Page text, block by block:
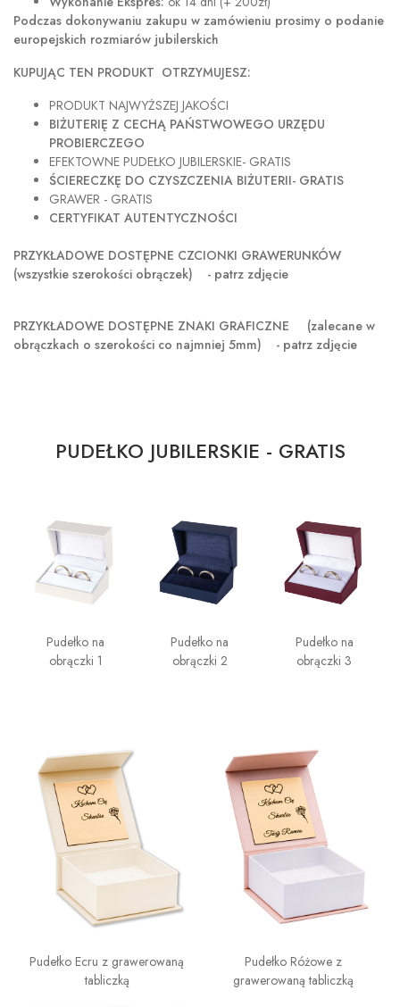
Podczas dokonywaniu zakupu w zamówieniu prosimy o podanie
europejskich rozmiarów jubilerskich
KUPUJĄC TEN PRODUKT OTRZYMUJESZ:
PRODUKT NAJWYŻSZEJ JAKOŚCI
BIŻUTERIĘ Z CECHĄ PAŃSTWOWEGO URZĘDU
PROBIERCZEGO
EFEKTOWNE PUDEŁKO JUBILERSKIE- GRATIS
ŚCIERECZKĘ DO CZYSZCZENIA BIŻUTERII- GRATIS
GRAWER - GRATIS
CERTYFIKAT AUTENTYCZNOŚCI
PRZYKŁADOWE DOSTĘPNE CZCIONKI GRAWERUNKÓW
(wszystkie szerokości obrączek) - patrz zdjęcie
PRZYKŁADOWE DOSTĘPNE ZNAKI GRAFICZNE (zalecane w
obrączkach o szerokości co najmniej 5mm) - patrz zdjęcie
PUDEŁKO JUBILERSKIE - GRATIS
Pudełko na
obrączki 1
Pudełko na
obrączki 2
Pudełko na
obrączki 3
Pudełko Ecru z grawerowaną
tabliczką
Pudełko Różowe z
grawerowaną tabliczką